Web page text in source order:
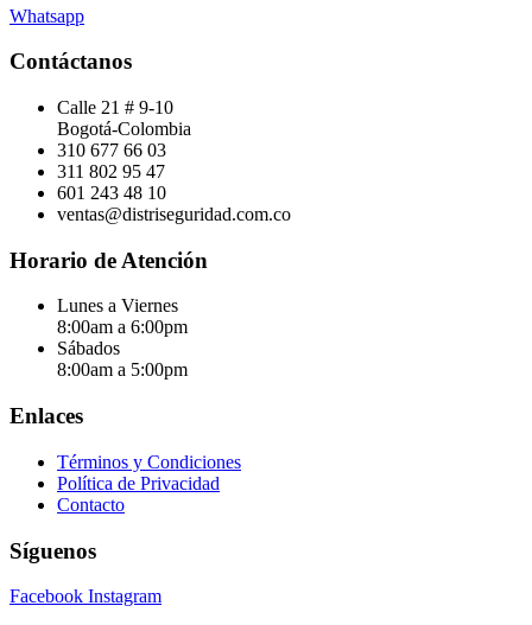
Whatsapp
Contáctanos
Calle 21 # 9-10
Bogotá-Colombia
310 677 66 03
311 802 95 47
601 243 48 10
ventas@distriseguridad.com.co
Horario de Atención
Lunes a Viernes
8:00am a 6:00pm
Sábados
8:00am a 5:00pm
Enlaces
Términos y Condiciones
Política de Privacidad
Contacto
Síguenos
Facebook Instagram